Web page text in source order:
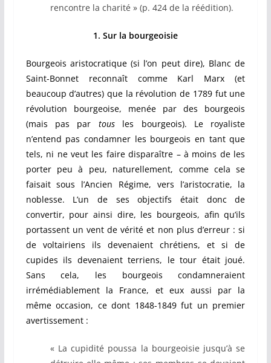
rencontre la charité » (p. 424 de la réédition).
1. Sur la bourgeoisie
Bourgeois aristocratique (si l’on peut dire), Blanc de
Saint-Bonnet reconnaît comme Karl Marx (et
beaucoup d’autres) que la révolution de 1789 fut une
révolution bourgeoise, menée par des bourgeois
(mais pas par tousles bourgeois). Le royaliste
n’entend pas condamner les bourgeois en tant que
tels, ni ne veut les faire disparaître – à moins de les
porter peu à peu, naturellement, comme cela se
faisait sous l’Ancien Régime, vers l’aristocratie, la
noblesse. L’un de ses objectifs était donc de
convertir, pour ainsi dire, les bourgeois, afin qu’ils
portassent un vent de vérité et non plus d’erreur : si
de voltairiens ils devenaient chrétiens, et si de
cupides ils devenaient terriens, le tour était joué.
Sans cela, les bourgeois condamneraient
irrémédiablement la France, et eux aussi par la
même occasion, ce dont 1848-1849 fut un premier
avertissement :
« La cupidité poussa la bourgeoisie jusqu’à se